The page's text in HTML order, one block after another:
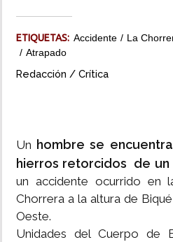
ETIQUETAS: Accidente La
Atrapado
Redacción / Crítica
Un hombre se
hierros retorcidos de un
un accidente ocurrido en
Chorrera a la altura de
Oeste.
Unidades del Cuerpo de